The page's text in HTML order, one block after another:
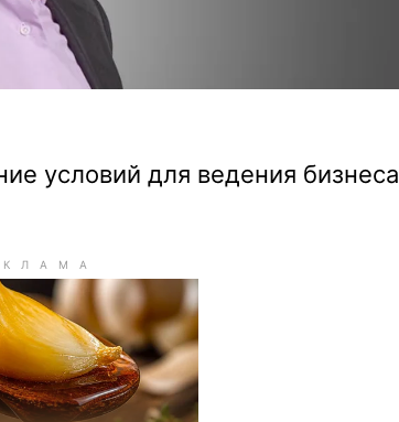
условий для ведения бизнеса